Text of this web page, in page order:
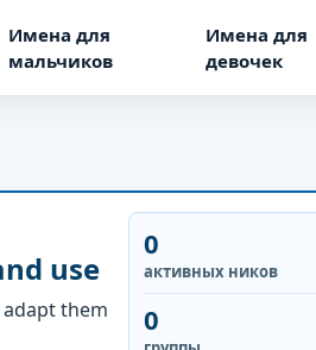
Имена для
мальчиков
Имена для
девочек
use
them
0
активных ников
0